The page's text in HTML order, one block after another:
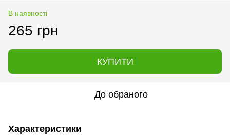
В наявності
265 грн
КУПИТИ
До обраного
Характеристики